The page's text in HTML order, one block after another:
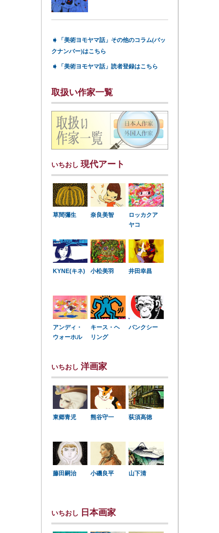
➧
「美術ヨモヤマ話」その他のコラム(バッ
クナンバー)はこちら
➧ 「美術ヨモヤマ話」読者登録はこちら
取扱い作家一覧
いちおし 現代アート
草間彌生 奈良美智
ロッカクア
ヤコ
KYNE(キネ) 小松美羽 井田幸昌
アンディ・
ウォーホル
キース・ヘ
リング
バンクシー
いちおし 洋画家
東郷青児 熊谷守一 荻須高徳
藤田嗣治 小磯良平 山下清
いちおし 日本画家